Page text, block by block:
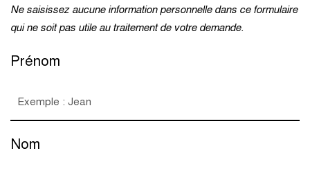
Ne saisissez aucune information personnelle dans ce formulaire
qui ne soit pas utile au traitement de votre demande.
Prénom
Nom